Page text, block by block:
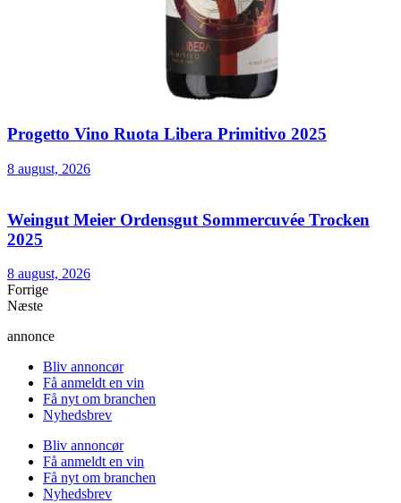
Progetto Vino Ruota Libera Primitivo 2025
8 august, 2026
Weingut Meier Ordensgut Sommercuvée Trocken
2025
8 august, 2026
Forrige
Næste
annonce
Bliv annoncør
Få anmeldt en vin
Få nyt om branchen
Nyhedsbrev
Bliv annoncør
Få anmeldt en vin
Få nyt om branchen
Nyhedsbrev